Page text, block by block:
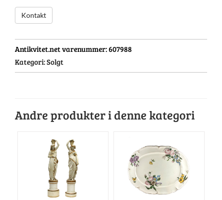
Kontakt
Antikvitet.net varenummer:607988
Kategori:Solgt
Andre produkter i denne kategori